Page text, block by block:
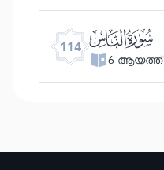
114 ﰟ
6 ആയത്ത്